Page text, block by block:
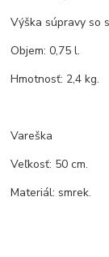
Výška súpravy so
Objem: 0,75 l.
Hmotnosť: 2,4 kg.
Vareška
Veľkosť: 50 cm.
Materiál: smrek.